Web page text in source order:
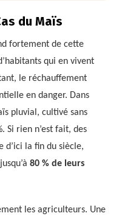
du Maïs
fortement de cette
qui en vivent
le réchauffement
en danger. Dans
pluvial, cultivé sans
Si rien n’est fait, des
d’ici la fin du siècle,
80 % de leurs
les agriculteurs. Une